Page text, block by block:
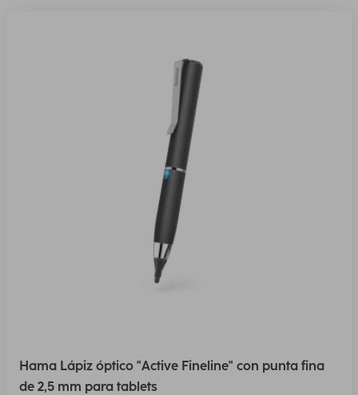
Hama Lápiz óptico "Active Fineline" con punta fina
de 2,5 mm para tablets